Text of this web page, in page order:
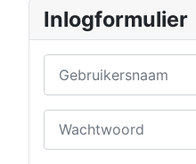
Inlogformulier